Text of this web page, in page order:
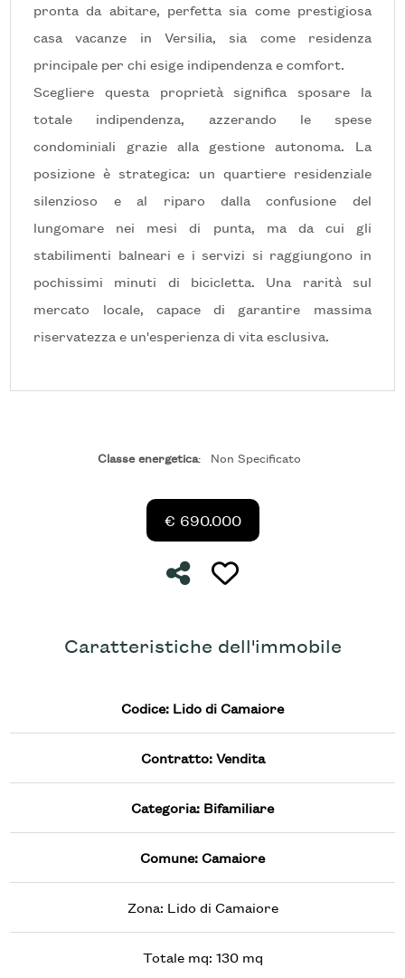
pronta da abitare, perfetta sia come prestigiosa
casa vacanze in Versilia, sia come residenza
principale per chi esige indipendenza e comfort.
Scegliere questa proprietà significa sposare la
totale indipendenza, azzerando le spese
condominiali grazie alla gestione autonoma. La
posizione è strategica: un quartiere residenziale
silenzioso e al riparo dalla confusione del
lungomare nei mesi di punta, ma da cui gli
stabilimenti balneari e i servizi si raggiungono in
pochissimi minuti di bicicletta. Una rarità sul
mercato locale, capace di garantire massima
riservatezza e un'esperienza di vita esclusiva.
Classe energetica: Non Specificato
€ 690.000
CondividiPreferiti: Cod. Lido di
Caratteristiche dell'immobile
Codice: Lido di Camaiore
Contratto: Vendita
Categoria: Bifamiliare
Comune: Camaiore
Zona: Lido di Camaiore
Totale mq: 130 mq
5+
Camere
Altre
-